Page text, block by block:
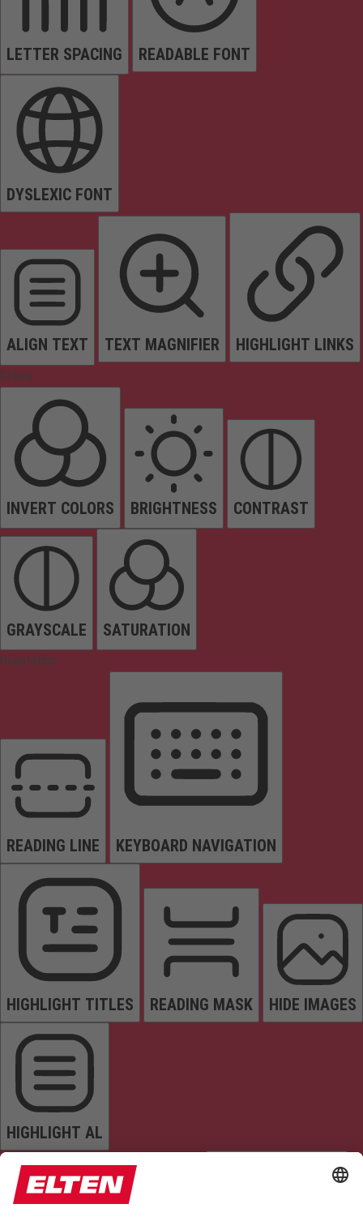
LETTER SPACING READABLE FONT
DYSLEXIC FONT
ALIGN TEXT TEXT MAGNIFIER HIGHLIGHT LINKS
Colors
INVERT COLORS BRIGHTNESS CONTRAST
GRAYSCALE SATURATION
Orientation
READING LINE KEYBOARD NAVIGATION
HIGHLIGHT TITLES READING MASK HIDE IMAGES
HIGHLIGHT AL